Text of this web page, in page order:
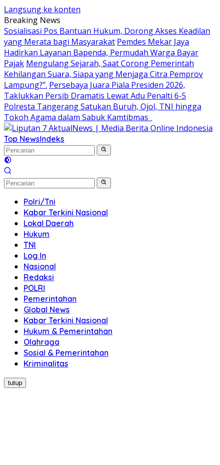
Langsung ke konten
Breaking News
Sosialisasi Pos Bantuan Hukum, Dorong Akses Keadilan
yang Merata bagi Masyarakat Pemdes Mekar Jaya
Hadirkan Layanan Bapenda, Permudah Warga Bayar
Pajak Mengulang Sejarah, Saat Corong Pemerintah
Kehilangan Suara, Siapa yang Menjaga Citra Pemprov
Lampung?”. Persebaya Juara Piala Presiden 2026,
Taklukkan Persib Dramatis Lewat Adu Penalti 6-5
Polresta Tangerang Satukan Buruh, Ojol, TNI hingga
Tokoh Agama dalam Sabuk Kamtibmas
Top NewsIndeks
Polri/Tni
Kabar Terkini Nasional
Lokal Daerah
Hukum
TNI
Log In
Nasional
Redaksi
POLRI
Pemerintahan
Global News
Kabar Terkini Nasional
Hukum & Pemerintahan
Olahraga
Sosial & Pemerintahan
Kriminalitas
tutup